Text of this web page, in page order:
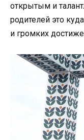
открытым и
родителей это
и громких